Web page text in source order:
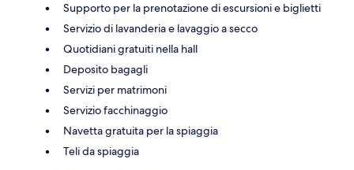
Supporto per la prenotazione di escursioni e biglietti
Servizio di lavanderia e lavaggio a secco
Quotidiani gratuiti nella hall
Deposito bagagli
Servizi per matrimoni
Servizio facchinaggio
Navetta gratuita per la spiaggia
Teli da spiaggia